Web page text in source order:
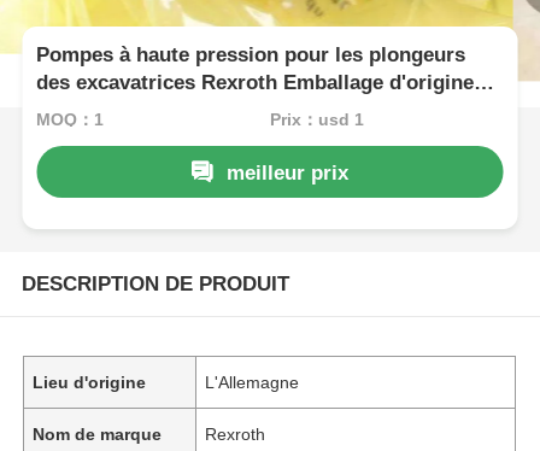
Pompes à haute pression pour les plongeurs
des excavatrices Rexroth Emballage d'origine
A10V028DFR1/31R-PSC62N00
MOQ：1 Prix：usd 1
meilleur prix
DESCRIPTION DE PRODUIT
Lieu d'origine L'Allemagne
Nom de marque Rexroth